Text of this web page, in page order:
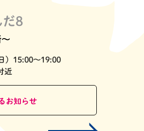
だ8
）15:00〜19:00
近
お知らせ